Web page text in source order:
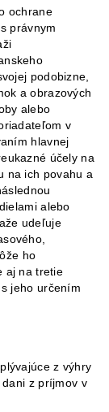
ochrane
právnym
podobizne,
a obrazových
alebo
v
hlavnej
účely na
na ich povahu a
alebo
udeľuje
ho
aj na tretie
jeho určením
z výhry
z príjmov v